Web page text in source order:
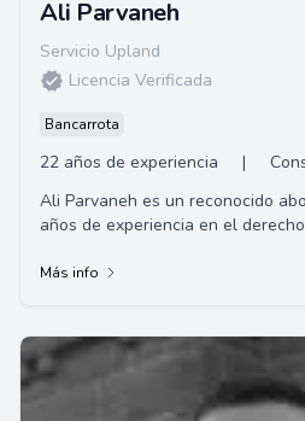
Ali Parvaneh
Servicio Upland
Licencia Verificada
Bancarrota
22 años de experiencia |
Ali Parvaneh es un reconocido
años de experiencia en el
Más info